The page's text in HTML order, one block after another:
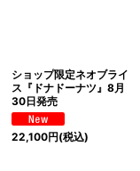
ショップ限定ネオブライ
ス『ドナドーナツ』8月
30日発売
22,100円(税込)